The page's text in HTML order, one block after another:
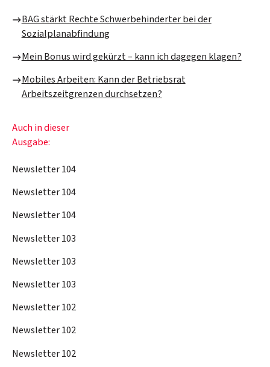
BAG stärkt Rechte Schwerbehinderter bei der
Sozialplanabfindung
Mein Bonus wird gekürzt – kann ich dagegen klagen?
Mobiles Arbeiten: Kann der Betriebsrat
Arbeitszeitgrenzen durchsetzen?
Auch in dieser
Ausgabe:
Newsletter 104
Newsletter 104
Newsletter 104
Newsletter 103
Newsletter 103
Newsletter 103
Newsletter 102
Newsletter 102
Newsletter 102